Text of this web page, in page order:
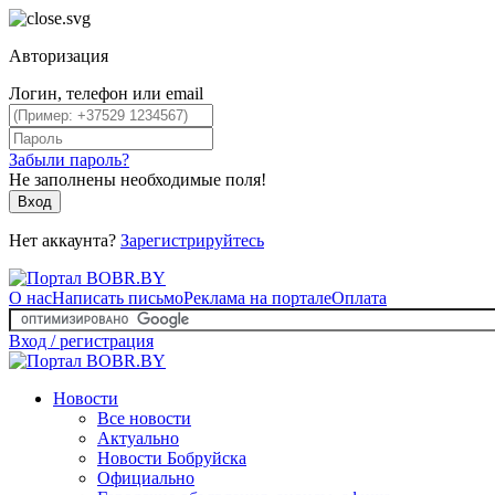
Авторизация
Логин, телефон или email
Забыли пароль?
Не заполнены необходимые поля!
Вход
Нет аккаунта? Зарегистрируйтесь
О насНаписать письмоРеклама на порталеОплата
Вход / регистрация
Новости
Все новости
Актуально
Новости Бобруйска
Официально